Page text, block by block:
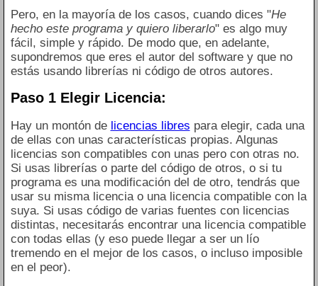
Pero, en la mayoría de los casos, cuando dices "He
hecho este programa y quiero liberarlo" es algo muy
fácil, simple y rápido. De modo que, en adelante,
supondremos que eres el autor del software y que no
estás usando librerías ni código de otros autores.
Paso 1 Elegir Licencia:
Hay un montón de licencias libres para elegir, cada una
de ellas con unas características propias. Algunas
licencias son compatibles con unas pero con otras no.
Si usas librerías o parte del código de otros, o si tu
programa es una modificación del de otro, tendrás que
usar su misma licencia o una licencia compatible con la
suya. Si usas código de varias fuentes con licencias
distintas, necesitarás encontrar una licencia compatible
con todas ellas (y eso puede llegar a ser un lío
tremendo en el mejor de los casos, o incluso imposible
en el peor).